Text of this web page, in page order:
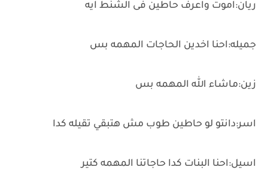
ريان:اموت واعرف حاطين فى الشنط ايه
جميله:احنا اخدين الحاجات المهمه بس
زين:ماشاء الله المهمه بس
اسر:دانتو لو حاطين طوب مش هتبقي تقيله كدا
اسيل:احنا البنات كدا حاجاتنا المهمه كتير